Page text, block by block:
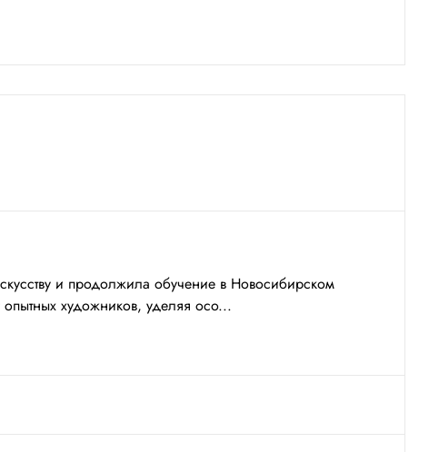
и продолжила обучение в Новосибирском
художников, уделяя осо...